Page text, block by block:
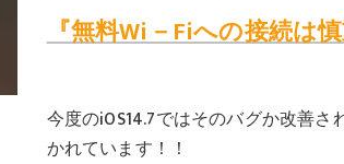
『無料Wi－Fiへの接続は
今度のiOS14.7ではそのバグか改善
かれています！！